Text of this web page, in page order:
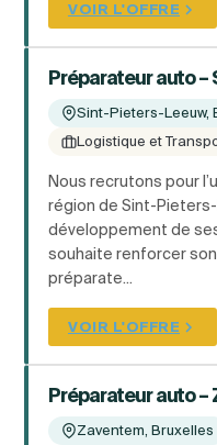
VOIR L'OFFRE
Préparateur auto
Sint-Pieters-Leeuw,
Logistique et
Nous recrutons pour
région de Sint-
développement de
souhaite renforcer
préparate...
VOIR L'OFFRE
Préparateur auto –
Zaventem, Bruxelles